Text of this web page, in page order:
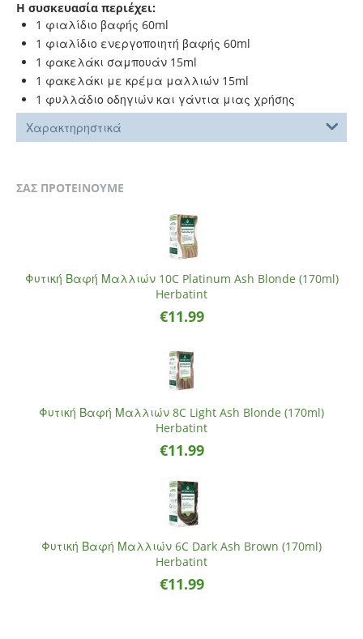
Η συσκευασία περιέχει:
1 φιαλίδιο βαφής 60ml
1 φιαλίδιο ενεργοποιητή βαφής 60ml
1 φακελάκι σαμπουάν 15ml
1 φακελάκι με κρέμα μαλλιών 15ml
1 φυλλάδιο οδηγιών και γάντια μιας χρήσης
Χαρακτηρηστικά
ΣΑΣ ΠΡΟΤΕΙΝΟΥΜΕ
Φυτική Βαφή Μαλλιών 10C Platinum Ash Blonde (170ml)
Herbatint
€11.99
Φυτική Βαφή Μαλλιών 8C Light Ash Blonde (170ml)
Herbatint
€11.99
Φυτική Βαφή Μαλλιών 6C Dark Ash Brown (170ml)
Herbatint
€11.99